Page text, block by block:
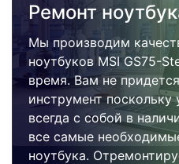
Ремонт
Мы производим
ноутбуков MSI GS75-
время. Вам не
инструмент
всегда с собой в
все самые
ноутбука.